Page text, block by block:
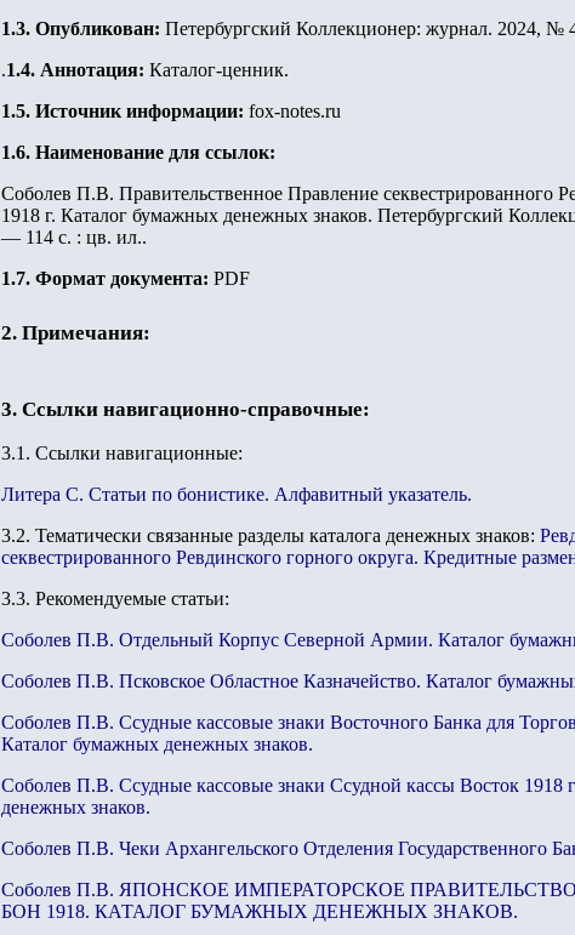
1.3. Опубликован: Петербургский Коллекционер: журнал. 2024, №
.1.4. Аннотация: Каталог-ценник.
1.5. Источник информации: fox-notes.ru
1.6. Наименование для ссылок:
Соболев П.В. Правительственное Правление секвестрированного
1918 г. Каталог бумажных денежных знаков. Петербургский
— 114 с. : цв. ил..
1.7. Формат документа: PDF
2. Примечания:
3. Ссылки навигационно-справочные:
3.1. Ссылки навигационные:
Литера С. Статьи по бонистике. Алфавитный указатель.
3.2. Тематически связанные разделы каталога денежных знаков:
секвестрированного Ревдинского горного округа. Кредитные
3.3. Рекомендуемые статьи:
Соболев П.В. Отдельный Корпус Северной Армии. Каталог
Соболев П.В. Псковское Областное Казначейство. Каталог
Соболев П.В. Ссудные кассовые знаки Восточного Банка для
Каталог бумажных денежных знаков.
Соболев П.В. Ссудные кассовые знаки Ссудной кассы Восток
денежных знаков.
Соболев П.В. Чеки Архангельского Отделения Государственного
Соболев П.В. ЯПОНСКОЕ ИМПЕРАТОРСКОЕ
БОН 1918. КАТАЛОГ БУМАЖНЫХ ДЕНЕЖНЫХ ЗНАКОВ.